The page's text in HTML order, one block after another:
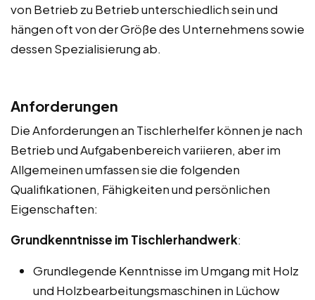
von Betrieb zu Betrieb unterschiedlich sein und
hängen oft von der Größe des Unternehmens sowie
dessen Spezialisierung ab.
Anforderungen
Die Anforderungen an Tischlerhelfer können je nach
Betrieb und Aufgabenbereich variieren, aber im
Allgemeinen umfassen sie die folgenden
Qualifikationen, Fähigkeiten und persönlichen
Eigenschaften:
Grundkenntnisse im Tischlerhandwerk:
Grundlegende Kenntnisse im Umgang mit Holz
und Holzbearbeitungsmaschinen in Lüchow